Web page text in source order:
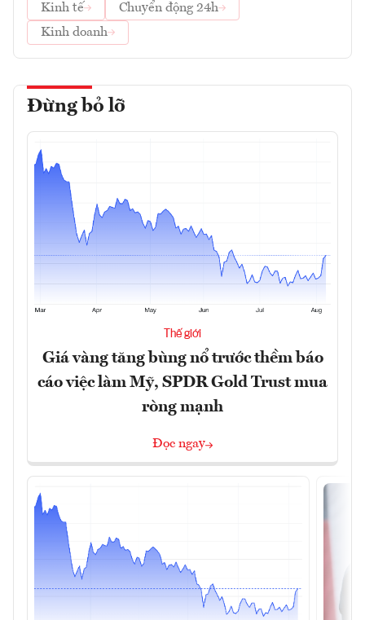
Kinh tế
Chuyển động 24h
Kinh doanh
Đừng bỏ lỡ
Thế giới
Giá vàng tăng bùng nổ trước thềm báo
cáo việc làm Mỹ, SPDR Gold Trust mua
ròng mạnh
Đọc ngay